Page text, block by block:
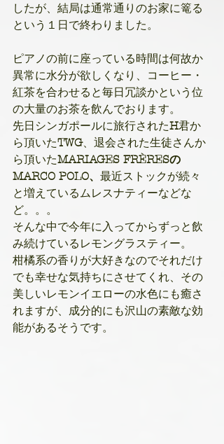
したが、結局は通常通りのお家に篭る
という１日で終わりました。
ピアノの前に座っている時間は何故か
異常に水分が欲しくなり、コーヒー・
紅茶を合わせると毎日冗談かという位
の大量のお茶を飲んでおります。
先日シンガポールに旅行されたH君か
ら頂いたTWG、退会された生徒さんか
ら頂いたMARIAGES FRÈRESの
MARCO POLO、 最近ストックが続々
と増えているムレスナティーなどな
ど。。。
そんな中で今年に入ってからずっと飲
み続けているレモングラスティー。
柑橘系の香りが大好きなのでそれだけ
でも幸せな気持ちにさせてくれ、その
美しいレモンイエローの水色にも癒さ
れますが、成分的にも沢山の素敵な効
能があるそうです。